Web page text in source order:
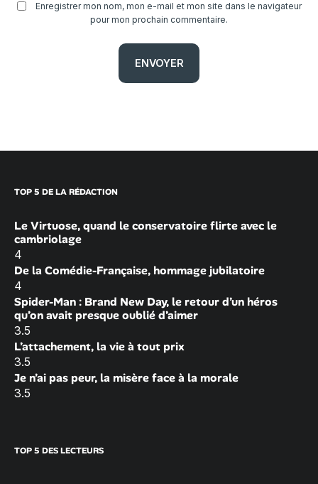
Enregistrer mon nom, mon e-mail et mon site dans le navigateur
pour mon prochain commentaire.
TOP 5 DE LA RÉDACTION
Le Virtuose, quand le conservatoire flirte avec le
cambriolage
4
De la Comédie-Française, hommage jubilatoire
4
Spider-Man : Brand New Day, le retour d’un héros
qu’on avait presque oublié d’aimer
3.5
L’attachement, la vie à tout prix
3.5
Je n’ai pas peur, la misère face à la morale
3.5
TOP 5 DES LECTEURS